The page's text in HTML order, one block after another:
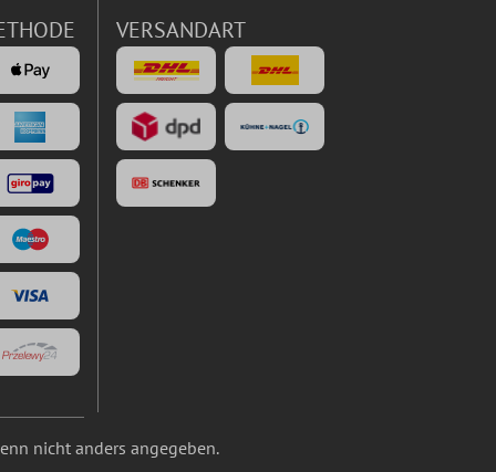
VERSANDART
nicht anders angegeben.